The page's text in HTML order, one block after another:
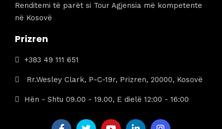
Renditemi të parët si Tour Agjensia më kompetente
në Kosovë
Prizren
+383 49 111 651
Rr.Wesley Clark, P-C-19r, Prizren, 20000, Kosovë
Hën - Shtu 09.00 - 19.00, E dielë 12:00 - 16:00